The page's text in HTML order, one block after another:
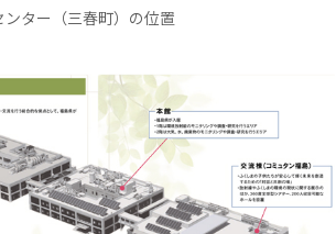
ター（三春町）の位置